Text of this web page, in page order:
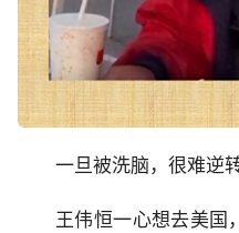
一旦被洗脑，很难逆转
王伟恒一心想去美国